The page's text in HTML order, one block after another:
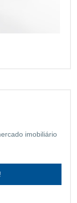
imobiliário